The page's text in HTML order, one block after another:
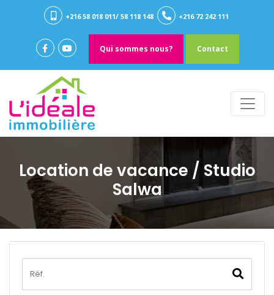
+216 58 018 011/ 58 118 148 +216 72 242 111
Qui sommes nous? Contact
Location de vacance / Studio
Salwa